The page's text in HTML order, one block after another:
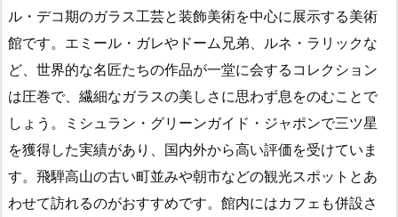
ル・デコ期のガラス工芸と装飾美術を中心に展示する美術
館です。エミール・ガレやドーム兄弟、ルネ・ラリックな
ど、世界的な名匠たちの作品が一堂に会するコレクション
は圧巻で、繊細なガラスの美しさに思わず息をのむことで
しょう。ミシュラン・グリーンガイド・ジャポンで三ツ星
を獲得した実績があり、国内外から高い評価を受けていま
す。飛騨高山の古い町並みや朝市などの観光スポットとあ
わせて訪れるのがおすすめです。館内にはカフェも併設さ